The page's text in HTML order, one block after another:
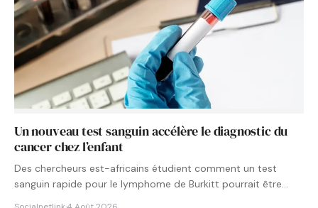
Un nouveau test sanguin accélère le diagnostic du
cancer chez l’enfant
Des chercheurs est-africains étudient comment un test
sanguin rapide pour le lymphome de Burkitt pourrait être